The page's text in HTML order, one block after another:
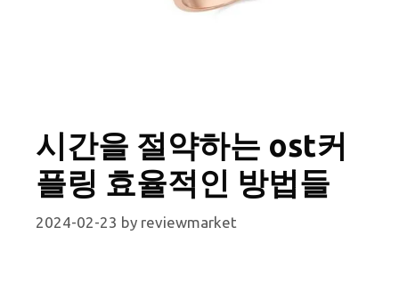
시간을 절약하는 ost커
플링 효율적인 방법들
2024-02-23 by reviewmarket